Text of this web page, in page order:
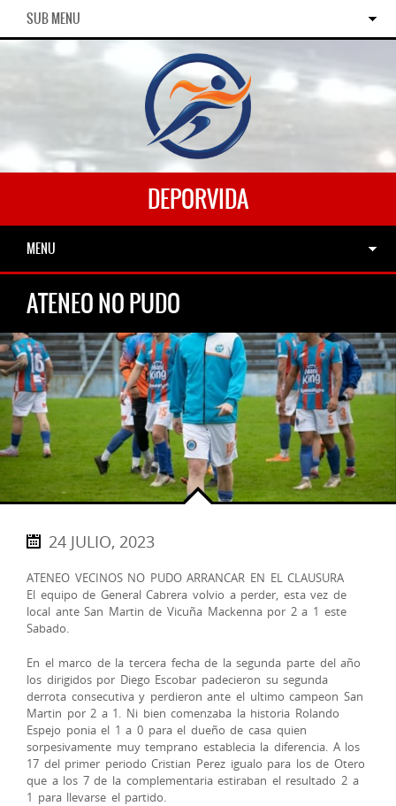
SUB MENU
DEPORVIDA
MENU
ATENEO NO PUDO
24 JULIO, 2023
ATENEO VECINOS NO PUDO ARRANCAR EN EL CLAUSURA
El equipo de General Cabrera volvio a perder, esta vez de
local ante San Martin de Vicuña Mackenna por 2 a 1 este
Sabado.
En el marco de la tercera fecha de la segunda parte del año
los dirigidos por Diego Escobar padecieron su segunda
derrota consecutiva y perdieron ante el ultimo campeon San
Martin por 2 a 1. Ni bien comenzaba la historia Rolando
Espejo ponia el 1 a 0 para el dueño de casa quien
sorpesivamente muy temprano establecia la diferencia. A los
17 del primer periodo Cristian Perez igualo para los de Otero
que a los 7 de la complementaria estiraban el resultado 2 a
1 para llevarse el partido.